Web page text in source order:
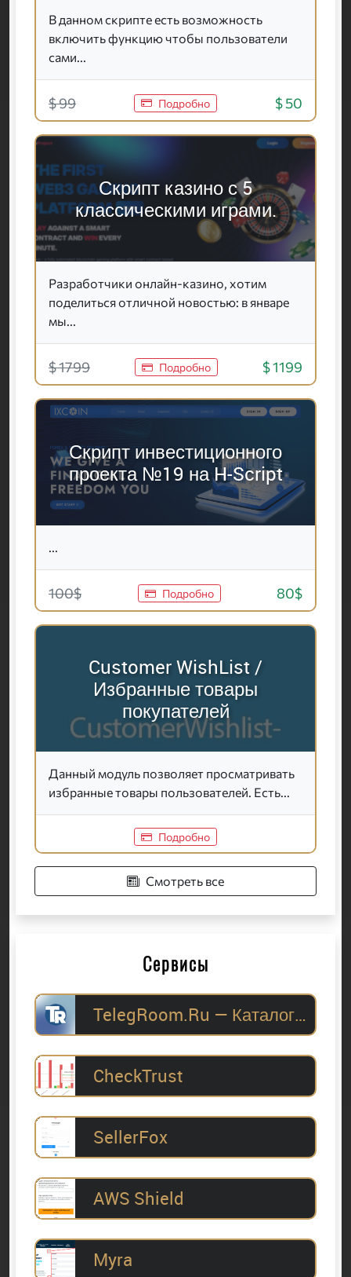
В данном скрипте есть возможность
включить функцию чтобы пользователи
сами...
$ 99 Подробно $ 50
Скрипт казино с 5
классическими играми.
Разработчики онлайн-казино, хотим
поделиться отличной новостью: в январе
мы...
$ 1799 Подробно $ 1199
Скрипт инвестиционного
проекта №19 на H-Script
...
100$ Подробно 80$
Customer WishList /
Избранные товары
покупателей
Данный модуль позволяет просматривать
избранные товары пользователей. Есть...
Подробно
Смотреть все
Сервисы
TelegRoom.Ru — Каталог Telegram-каналов для
CheckTrust
SellerFox
AWS Shield
Myra